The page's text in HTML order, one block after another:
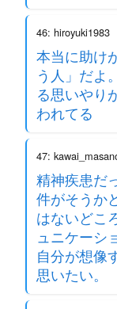
46: hiroyuki1983
本当に助け
う人」だよ
る思いやり
われてる
47:
精神疾患だ
件がそうか
はないどこ
ュニケーシ
自分が想像
思いたい。